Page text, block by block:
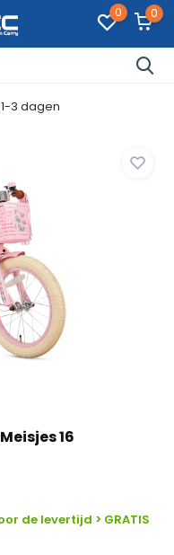
0 0
1-3 dagen
16
de levertijd > GRATIS